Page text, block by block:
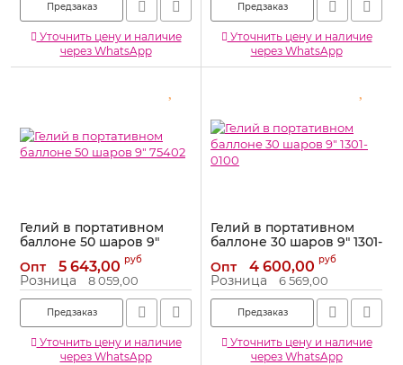
Предзаказ
Уточнить цену и наличие
через WhatsApp
Предзаказ
Уточнить цену и наличие
через WhatsApp
Гелий в портативном
баллоне 50 шаров 9"
Артикул: 75402
Опт 5 643,00 руб
Розница 8 059,00
Предзаказ
Уточнить цену и наличие
через WhatsApp
Гелий в портативном
баллоне 30 шаров 9" 1301-
Артикул: 1301-0100
Опт 4 600,00 руб
Розница 6 569,00
Предзаказ
Уточнить цену и наличие
через WhatsApp